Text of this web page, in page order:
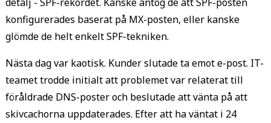
konfigurerades baserat på MX-posten, eller kanske
glömde de helt enkelt SPF-tekniken.
Nästa dag var kaotisk. Kunder slutade ta emot e-post. IT-
teamet trodde initialt att problemet var relaterat till
föråldrade DNS-poster och beslutade att vänta på att
skivcachorna uppdaterades. Efter att ha väntat i 24